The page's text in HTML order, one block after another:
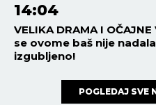
14:04
VELIKA DRAMA I
se ovome baš nije
izgubljeno!
POGLEDAJ SVE